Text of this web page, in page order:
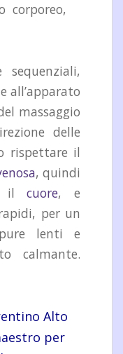
corporeo,
all’apparato
massaggio
delle
rispettare il
, quindi
ilcuore, e
per un
lenti e
calmante.
Alto
per